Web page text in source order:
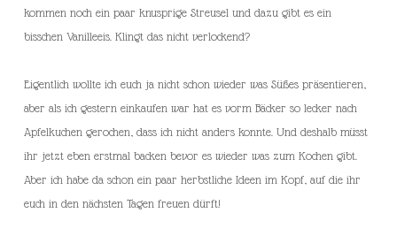
kommen noch ein paar knusprige Streusel und dazu gibt es ein
bisschen Vanilleeis. Klingt das nicht verlockend?
Eigentlich wollte ich euch ja nicht schon wieder was Süßes präsentieren,
aber als ich gestern einkaufen war hat es vorm Bäcker so lecker nach
Apfelkuchen gerochen, dass ich nicht anders konnte. Und deshalb müsst
ihr jetzt eben erstmal backen bevor es wieder was zum Kochen gibt.
Aber ich habe da schon ein paar herbstliche Ideen im Kopf, auf die ihr
euch in den nächsten Tagen freuen dürft!